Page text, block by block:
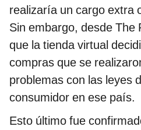
realizaría un cargo extra
Sin embargo, desde The
que la tienda virtual
compras que se
problemas con las leyes
consumidor en ese país.
Esto último fue